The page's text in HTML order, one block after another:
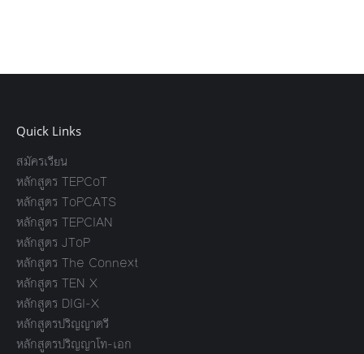
Quick Links
สมัครเรียน
หลักสูตร TEPCoT
หลักสูตร ToPCATS
หลักสูตร TEPCIAN
หลักสูตร JToP
หลักสูตร The Connext
หลักสูตร TEN X
หลักสูตร DIGI-X
หลักสูตรปริญญาตรี
หลักสูตรปริญญาโท-เอก